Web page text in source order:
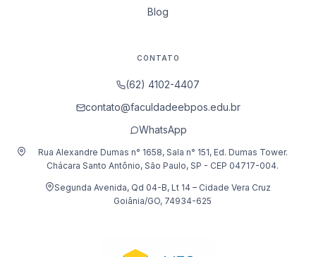
Blog
CONTATO
(62) 4102-4407
contato@faculdadeebpos.edu.br
WhatsApp
Rua Alexandre Dumas n° 1658, Sala n° 151, Ed. Dumas Tower.
Chácara Santo Antônio, São Paulo, SP - CEP 04717-004.
Segunda Avenida, Qd 04-B, Lt 14 – Cidade Vera Cruz
Goiânia/GO, 74934-625